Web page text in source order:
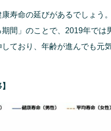
寿命の延びがあるでしょう
間」のことで、2019年では
ており、年齢が進んでも元